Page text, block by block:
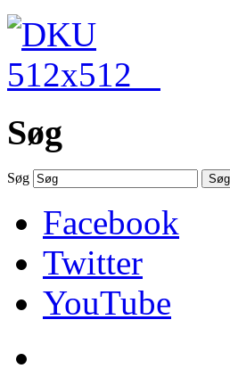
Søg
Søg Søg
Facebook
Twitter
YouTube